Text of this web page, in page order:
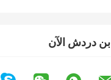
ابن دردش الآن